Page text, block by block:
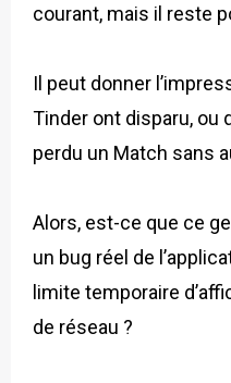
courant, mais il reste
Il peut donner
Tinder ont disparu, ou
perdu un Match sans
Alors, est-ce que ce
un bug réel de
limite temporaire
de réseau ?